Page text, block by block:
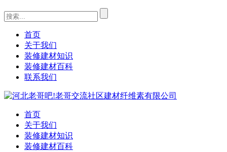
首页
关于我们
装修建材知识
装修建材百科
联系我们
首页
关于我们
装修建材知识
装修建材百科